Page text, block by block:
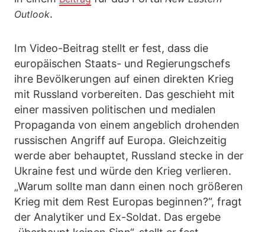
Outlook.
Im Video-Beitrag stellt er fest, dass die
europäischen Staats- und Regierungschefs
ihre Bevölkerungen auf einen direkten Krieg
mit Russland vorbereiten. Das geschieht mit
einer massiven politischen und medialen
Propaganda von einem angeblich drohenden
russischen Angriff auf Europa. Gleichzeitig
werde aber behauptet, Russland stecke in der
Ukraine fest und würde den Krieg verlieren.
„Warum sollte man dann einen noch größeren
Krieg mit dem Rest Europas beginnen?“, fragt
der Analytiker und Ex-Soldat. Das ergebe